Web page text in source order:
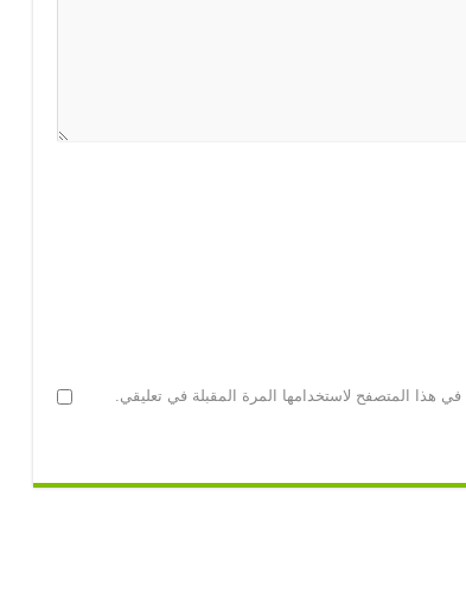
هذا المتصفح لاستخدامها المرة المقبلة في تعليقي.